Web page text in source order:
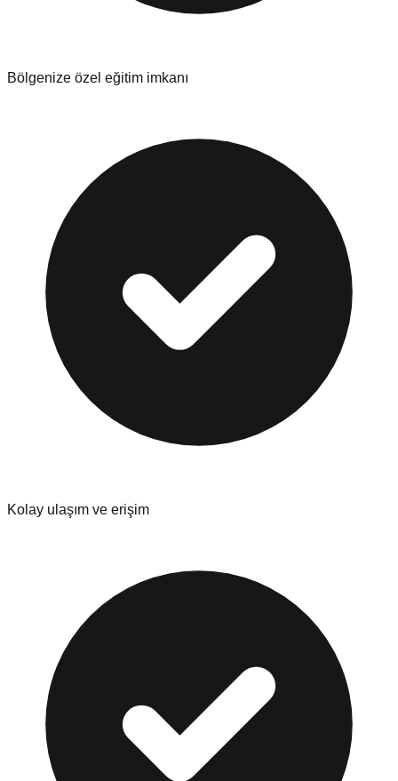
Bölgenize özel eğitim imkanı
Kolay ulaşım ve erişim